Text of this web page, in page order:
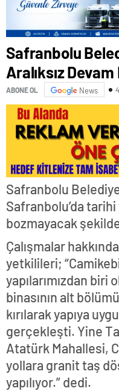
Safranbolu
Aralıksız
ABONE OL News
Safranbolu
Safranbolu’da
bozmayacak
Çalışmalar
yetkilileri;
yapılarımızdan
binasının alt
kırılarak yapıya
gerçekleşti. Yine
Atatürk Mahallesi,
yollara granit taş
yapılıyor.” dedi.